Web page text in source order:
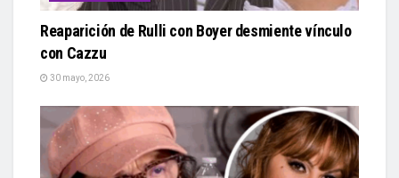
Reaparición de Rulli con Boyer desmiente vínculo
con Cazzu
30 mayo, 2026